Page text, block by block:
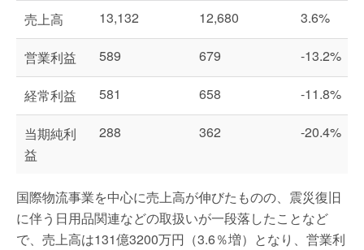
売上高 13,132 12,680 3.6%
営業利益 589 679 -13.2%
経常利益 581 658 -11.8%
当期純利
益
288 362 -20.4%
国際物流事業を中心に売上高が伸びたものの、震災復旧
に伴う日用品関連などの取扱いが一段落したことなど
で、売上高は131億3200万円（3.6％増）となり、営業利